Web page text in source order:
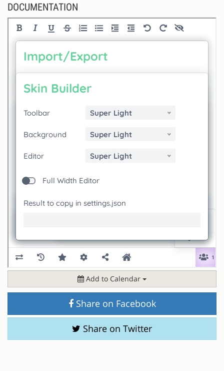
DOCUMENTATION
Add to Calendar
Share on Facebook
Share on Twitter